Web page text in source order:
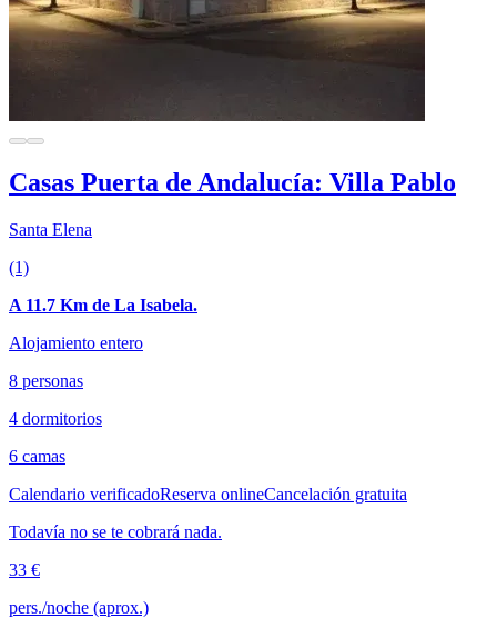
Casas Puerta de Andalucía: Villa Pablo
Santa Elena
(1)
A 11.7 Km de La Isabela.
Alojamiento entero
8 personas
4 dormitorios
6 camas
Calendario verificadoReserva onlineCancelación gratuita
Todavía no se te cobrará nada.
33 €
pers./noche (aprox.)